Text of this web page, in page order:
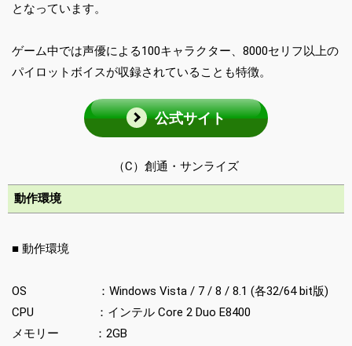
となっています。
ゲーム中では声優による100キャラクター、8000セリフ以上の
パイロットボイスが収録されていることも特徴。
公式サイト
（C）創通・サンライズ
動作環境
■ 動作環境
OS ：Windows Vista / 7 / 8 / 8.1 (各32/64 bit版)
CPU ：インテル Core 2 Duo E8400
メモリー ：2GB